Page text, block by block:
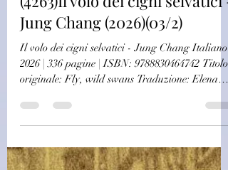
Autori Stranieri
(4263)Il volo dei cigni selvatici -
Jung Chang (2026)(03/2)
Il volo dei cigni selvatici - Jung Chang Italiano |
2026 | 336 pagine | ISBN: 9788830464742 Titolo
Cantoni Cigni selvatici è stato il libro che ha
contribuito a plasmare l’immagine della Cina
agli occhi occidentali, svelando i misteri di un